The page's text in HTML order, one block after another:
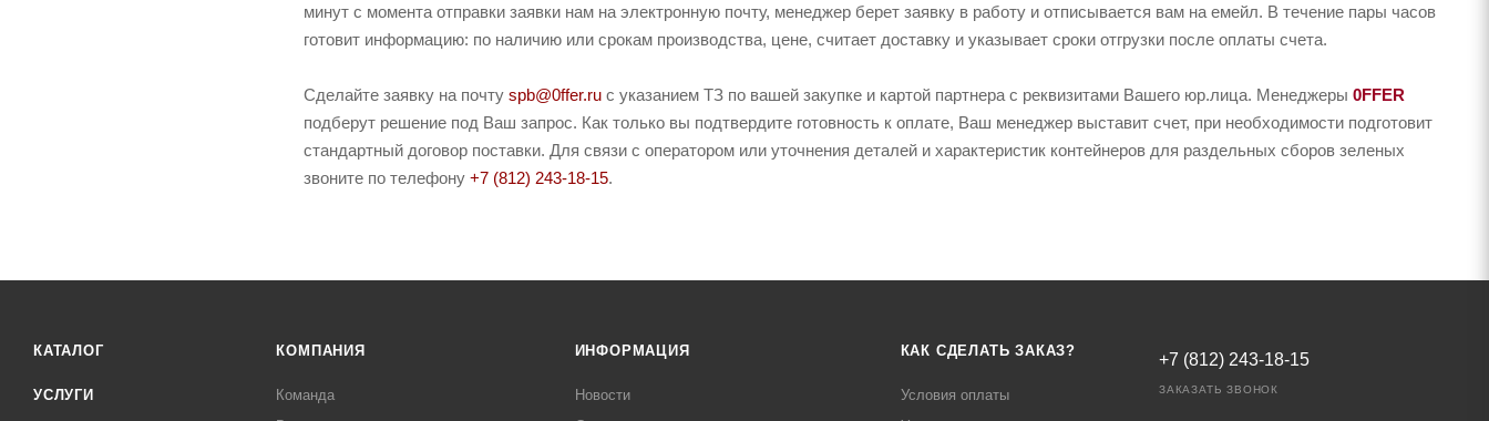
минут с момента отправки заявки нам на электронную почту, менеджер берет заявку в работу и отписывается вам на емейл. В течение пары часов
готовит информацию: по наличию или срокам производства, цене, считает доставку и указывает сроки отгрузки после оплаты счета.
Сделайте заявку на почту spb@0ffer.ru с указанием ТЗ по вашей закупке и картой партнера с реквизитами Вашего юр.лица. Менеджеры 0FFER
подберут решение под Ваш запрос. Как только вы подтвердите готовность к оплате, Ваш менеджер выставит счет, при необходимости подготовит
стандартный договор поставки. Для связи с оператором или уточнения деталей и характеристик контейнеров для раздельных сборов зеленых
звоните по телефону +7 (812) 243-18-15.
КАТАЛОГ
УСЛУГИ
КОМПАНИЯ
Команда
ИНФОРМАЦИЯ
Новости
КАК СДЕЛАТЬ ЗАКАЗ?
Условия оплаты
+7 (812) 243-18-15
ЗАКАЗАТЬ ЗВОНОК